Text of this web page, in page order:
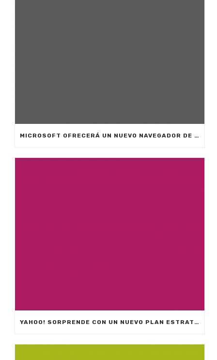
MICROSOFT OFRECERÁ UN NUEVO NAVEGADOR DE INTERNET PARA TELÉFONOS MÓVILES
YAHOO! SORPRENDE CON UN NUEVO PLAN ESTRATÉGICO